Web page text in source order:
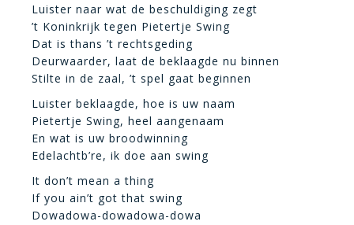
Luister naar wat de beschuldiging zegt
’t Koninkrijk tegen Pietertje Swing
Dat is thans ’t rechtsgeding
Deurwaarder, laat de beklaagde nu binnen
Stilte in de zaal, ’t spel gaat beginnen
Luister beklaagde, hoe is uw naam
Pietertje Swing, heel aangenaam
En wat is uw broodwinning
Edelachtb’re, ik doe aan swing
It don’t mean a thing
If you ain’t got that swing
Dowadowa-dowadowa-dowa